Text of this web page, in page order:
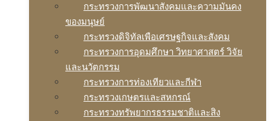
กระทรวงการพัฒนาสังคมและความมันคง
ของมนุษย์
กระทรวงดิจิทัลเพือเศรษฐกิจและสังคม
กระทรวงการอุดมศึกษา วิทยาศาสตร์ วิจัย
และนวัตกรรม
กระทรวงการท่องเทียวและกีฬา
กระทรวงเกษตรและสหกรณ์
กระทรวงทรัพยากรธรรมชาติและสิง